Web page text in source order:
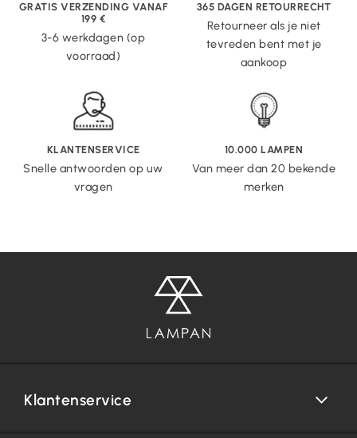
GRATIS VERZENDING VANAF
199 €
3-6 werkdagen (op
voorraad)
365 DAGEN RETOURRECHT
Retourneer als je niet
tevreden bent met je
aankoop
KLANTENSERVICE
Snelle antwoorden op uw
vragen
10.000 LAMPEN
Van meer dan 20 bekende
merken
Klantenservice